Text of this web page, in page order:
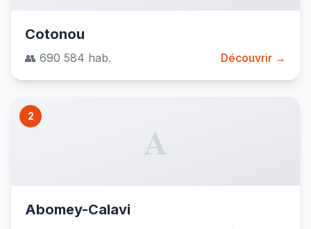
Cotonou
👥 690 584 hab. Découvrir →
2
A
Abomey-Calavi